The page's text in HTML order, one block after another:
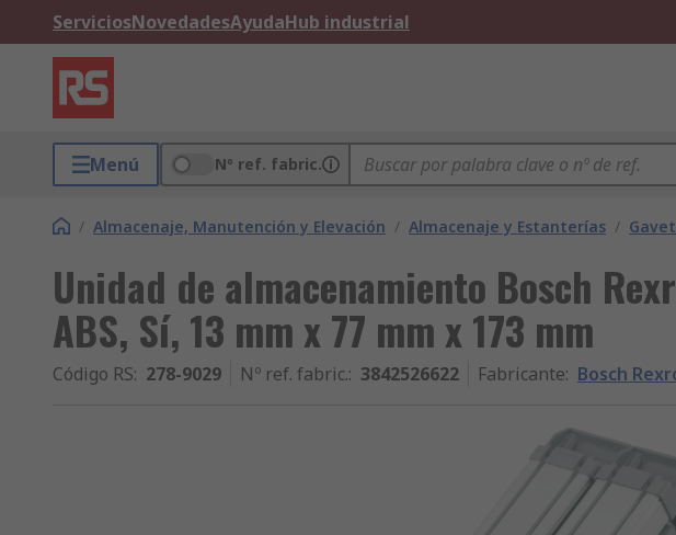
ServiciosNovedadesAyudaHub industrial
Menú Nº ref. fabric.
/ Almacenaje, Manutención y Elevación / Almacenaje y Estanterías /
Unidad de almacenamiento Bosch
ABS, Sí, 13 mm x 77 mm x 173 mm
Código RS: 278-9029 Nº ref. fabric.: 3842526622 Fabricante: Bosch